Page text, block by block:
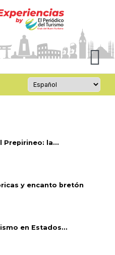
Prepirineo: la...
y encanto bretón
en Estados...